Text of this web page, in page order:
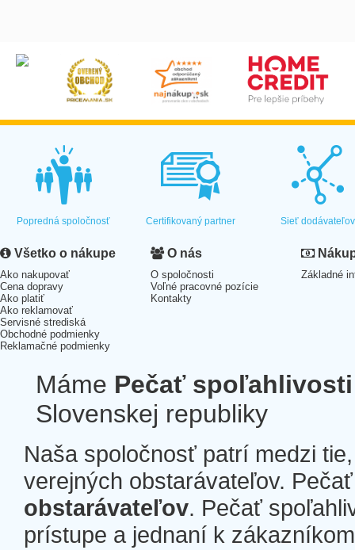
Popredná spoločnosť Certifikovaný partner Sieť dodávateľov
Všetko o nákupe
Ako nakupovať
Cena dopravy
Ako platiť
Ako reklamovať
Servisné strediská
Obchodné podmienky
Reklamačné podmienky
O nás
O spoločnosti
Voľné pracovné pozície
Kontakty
Základné
Máme Pečať spoľahlivosti
Slovenskej republiky
Naša spoločnosť patrí medzi
verejných obstarávateľov.
obstarávateľov. Pečať
prístupe a jednaní k